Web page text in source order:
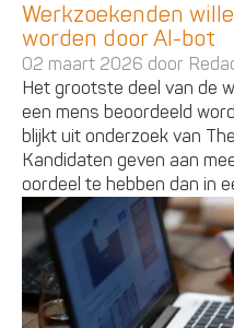
Werkzoekenden
worden door AI-bot
02 maart 2026 door
Het grootste deel van de
een mens beoordeeld
blijkt uit onderzoek van
Kandidaten geven aan
oordeel te hebben dan in